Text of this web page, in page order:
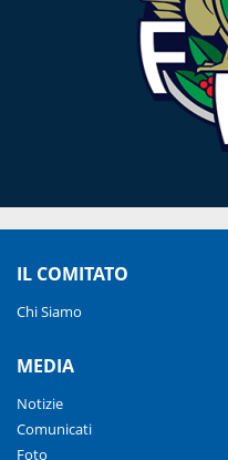
IL COMITATO
Chi Siamo
MEDIA
Notizie
Comunicati
Foto